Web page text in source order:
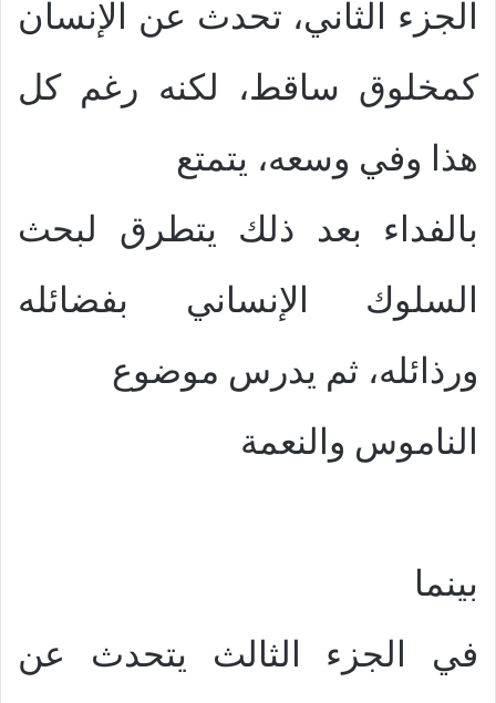
الجزء الثاني، تحدث عن الإنسان
كمخلوق ساقط، لكنه رغم كل
هذا وفي وسعه، يتمتع
بالفداء بعد ذلك يتطرق لبحث
السلوك الإنساني بفضائله
ورذائله، ثم يدرس موضوع
الناموس والنعمة
بينما
في الجزء الثالث يتحدث عن